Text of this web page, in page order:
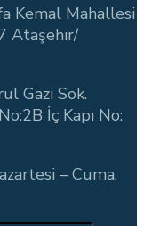
Kemal Mahallesi
Ataşehir/
Gazi Sok.
İç Kapı No:
– Cuma,